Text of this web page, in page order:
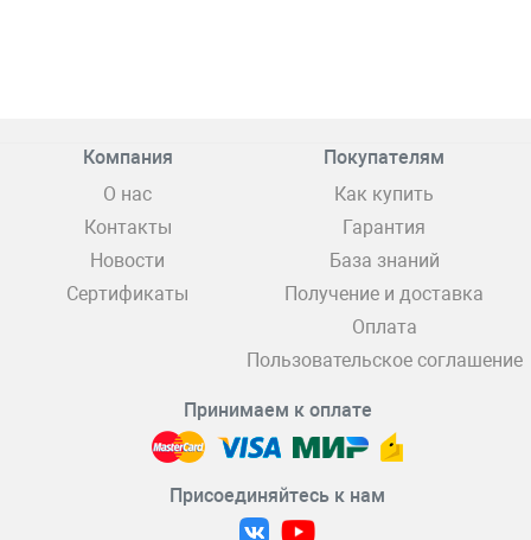
Компания
О нас
Контакты
Новости
Сертификаты
Покупателям
Как купить
Гарантия
База знаний
Получение и доставка
Оплата
Пользовательское соглашение
Принимаем к оплате
Присоединяйтесь к нам